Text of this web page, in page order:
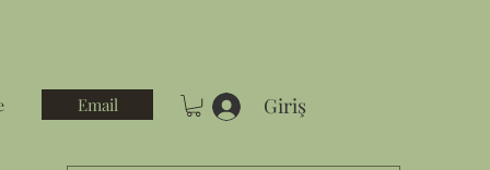
Email Giriş